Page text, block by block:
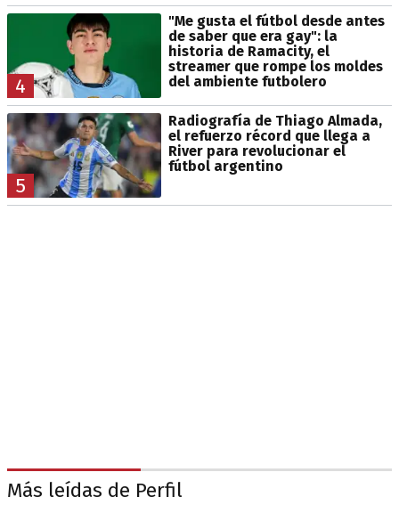
4
"Me gusta el fútbol desde antes
de saber que era gay": la
historia de Ramacity, el
streamer que rompe los moldes
del ambiente futbolero
5
Radiografía de Thiago Almada,
el refuerzo récord que llega a
River para revolucionar el
fútbol argentino
Más leídas de Perfil